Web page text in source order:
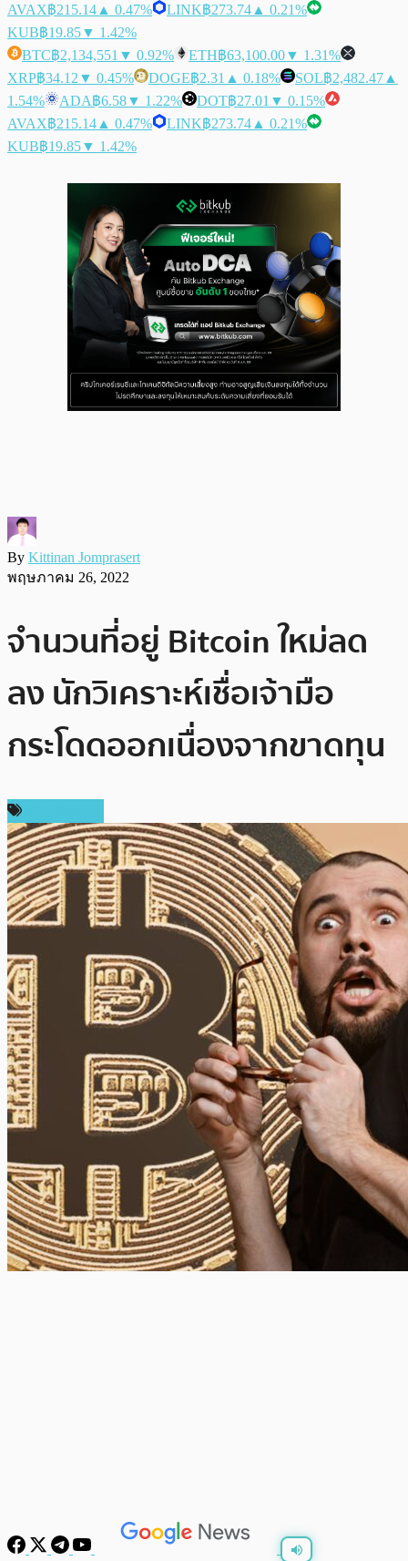
AVAX฿215.14 ▲ 0.47% LINK฿273.74 ▲ 0.21%
KUB฿19.85▼ 1.42%
BTC฿2,134,551 ▼ 0.92% ETH฿63,100.00▼ 1.31%
XRP฿34.12 ▼ 0.45% DOGE฿2.31 ▲ 0.18% SOL฿2,482.47 ▲
1.54%
ADA฿6.58▼ 1.22% DOT฿27.01 ▼ 0.15%
AVAX฿215.14 ▲ 0.47% LINK฿273.74 ▲ 0.21%
KUB฿19.85▼ 1.42%
By Kittinan Jomprasert
พฤษภาคม 26, 2022
จำนวนที่อยู่ Bitcoin ใหม่ลด
ลง นักวิเคราะห์เชื่อเจ้ามือ
กระโดดออกเนื่องจากขาดทุน